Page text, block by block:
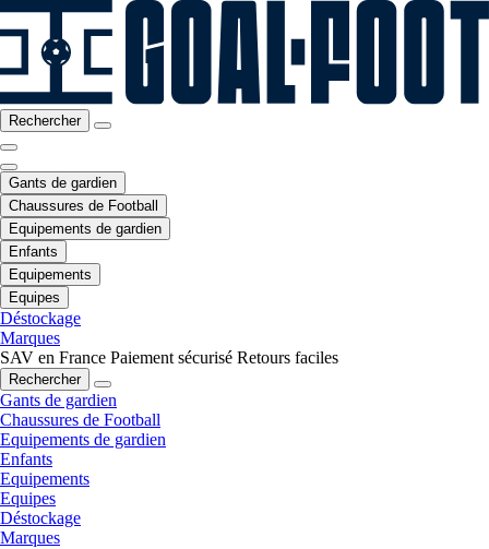
Rechercher
Gants de gardien
Chaussures de Football
Equipements de gardien
Enfants
Equipements
Equipes
Déstockage
Marques
SAV en France Paiement sécurisé Retours faciles
Rechercher
Gants de gardien
Chaussures de Football
Equipements de gardien
Enfants
Equipements
Equipes
Déstockage
Marques